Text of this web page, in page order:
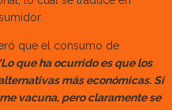
que el consumo de
que ha ocurrido es que los
más económicas. Sí
vacuna, pero claramente se